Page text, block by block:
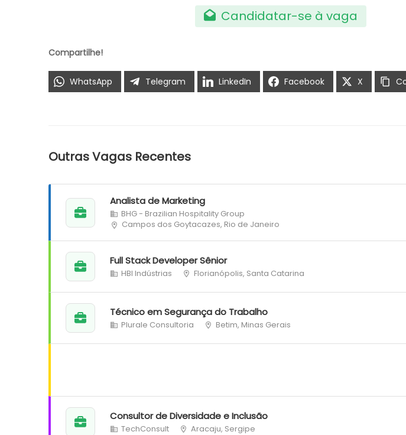
Candidatar-se à vaga
Compartilhe!
WhatsApp Telegram LinkedIn Facebook X
Outras Vagas Recentes
Analista de Marketing
BHG - Brazilian Hospitality Group
Campos dos Goytacazes, Rio de Janeiro
Full Stack Developer Sênior
HBI Indústrias Florianópolis, Santa Catarina
Técnico em Segurança do Trabalho
Plurale Consultoria Betim, Minas Gerais
Consultor de Diversidade e Inclusão
TechConsult Aracaju, Sergipe